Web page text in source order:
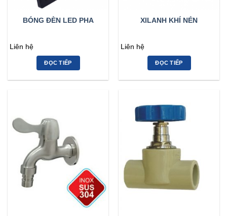
BÓNG ĐÈN LED PHA
Liên hệ
ĐỌC TIẾP
XILANH KHÍ NÉN
Liên hệ
ĐỌC TIẾP